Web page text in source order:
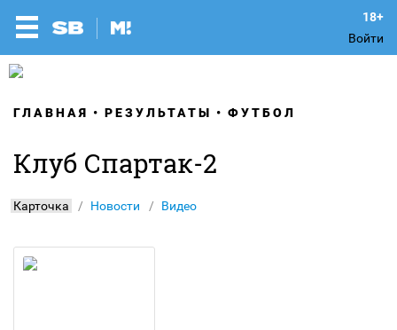
Войти
ГЛАВНАЯ РЕЗУЛЬТАТЫ ФУТБОЛ
Клуб Спартак-2
Карточка Новости Видео